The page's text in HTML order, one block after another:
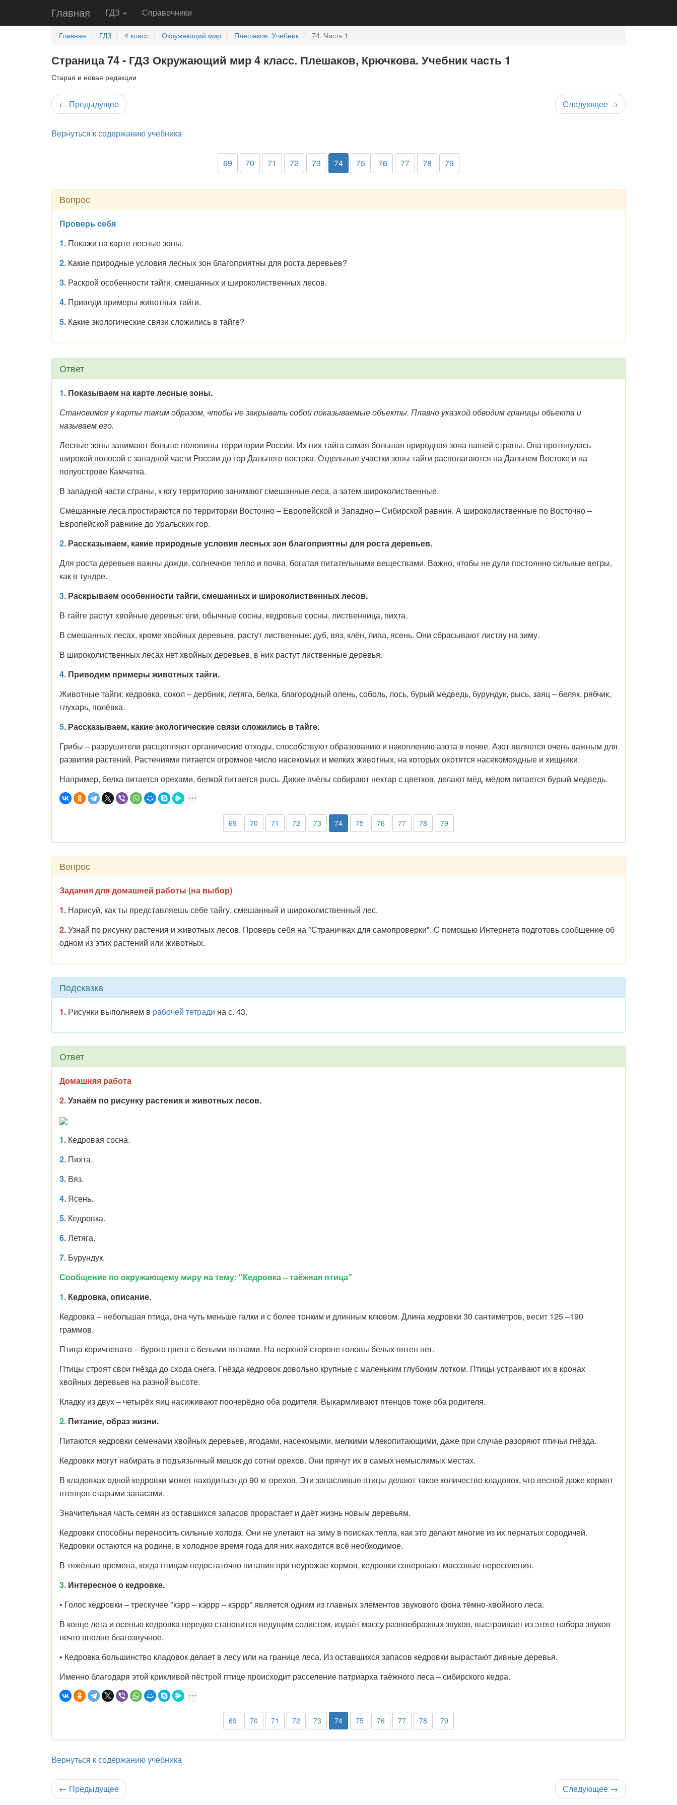
Главная ГДЗ Справочники
Главная ГДЗ 4 класс Окружающий мир Плешаков. Учебник 74. Часть 1
Страница 74 - ГДЗ Окружающий мир 4 класс. Плешаков, Крючкова. Учебник часть 1
Старая и новая редакции
← Предыдущее Следующее →
Вернуться к содержанию учебника
69 70 71 72 73 74 75 76 77 78 79
Вопрос
Проверь себя
1. Покажи на карте лесные зоны.
2. Какие природные условия лесных зон благоприятны для роста деревьев?
3. Раскрой особенности тайги, смешанных и широколиственных лесов.
4. Приведи примеры животных тайги.
5. Какие экологические связи сложились в тайге?
Ответ
1. Показываем на карте лесные зоны.
Становимся у карты таким образом, чтобы не закрывать собой показываемые объекты. Плавно указкой обводим границы объекта и
называем его.
Лесные зоны занимают больше половины территории России. Их них тайга самая большая природная зона нашей страны. Она протянулась
широкой полосой с западной части России до гор Дальнего востока. Отдельные участки зоны тайги располагаются на Дальнем Востоке и на
полуострове Камчатка.
В западной части страны, к югу территорию занимают смешанные леса, а затем широколиственные.
Смешанные леса простираются по территории Восточно – Европейской и Западно – Сибирской равнин. А широколиственные по Восточно –
Европейской равнине до Уральских гор.
2. Рассказываем, какие природные условия лесных зон благоприятны для роста деревьев.
Для роста деревьев важны дожди, солнечное тепло и почва, богатая питательными веществами. Важно, чтобы не дули постоянно сильные ветры,
как в тундре.
3. Раскрываем особенности тайги, смешанных и широколиственных лесов.
В тайге растут хвойные деревья: ели, обычные сосны, кедровые сосны, лиственница, пихта.
В смешанных лесах, кроме хвойных деревьев, растут лиственные: дуб, вяз, клён, липа, ясень. Они сбрасывают листву на зиму.
В широколиственных лесах нет хвойных деревьев, в них растут лиственные деревья.
4. Приводим примеры животных тайги.
Животные тайги: кедровка, сокол – дербник, летяга, белка, благородный олень, соболь, лось, бурый медведь, бурундук, рысь, заяц – беляк, рябчик,
глухарь, полёвка.
5. Рассказываем, какие экологические связи сложились в тайге.
Грибы – разрушители расщепляют органические отходы, способствуют образованию и накоплению азота в почве. Азот является очень важным для
развития растений. Растениями питается огромное число насекомых и мелких животных, на которых охотятся насекомоядные и хищники.
Например, белка питается орехами, белкой питается рысь. Дикие пчёлы собирают нектар с цветков, делают мёд, мёдом питается бурый медведь.
69 70 71 72 73 74 75 76 77 78 79
Вопрос
Задания для домашней работы (на выбор)
1. Нарисуй, как ты представляешь себе тайгу, смешанный и широколиственный лес.
2.Узнай по рисунку растения и животных лесов. Проверь себя на "Страничках для самопроверки". С помощью Интернета подготовь сообщение об
одном из этих растений или животных.
Подсказка
1. Рисунки выполняем в рабочей тетради на с. 43.
Ответ
Домашняя работа
2.Узнаём по рисунку растения и животных лесов.
1. Кедровая сосна.
2. Пихта.
3. Вяз.
4. Ясень.
5. Кедровка.
6.Летяга.
7. Бурундук.
Сообщение по окружающему миру на тему: "Кедровка – таёжная птица"
1. Кедровка, описание.
Кедровка – небольшая птица, она чуть меньше галки и с более тонким и длинным клювом. Длина кедровки 30 сантиметров, весит 125 –190
граммов.
Птица коричневато – бурого цвета с белыми пятнами. На верхней стороне головы белых пятен нет.
Птицы строят свои гнёзда до схода снега. Гнёзда кедровок довольно крупные с маленьким глубоким лотком. Птицы устраивают их в кронах
хвойных деревьев на разной высоте.
Кладку из двух – четырёх яиц насиживают поочерёдно оба родителя. Выкармливают птенцов тоже оба родителя.
2. Питание, образ жизни.
Питаются кедровки семенами хвойных деревьев, ягодами, насекомыми, мелкими млекопитающими, даже при случае разоряют птичьи гнёзда.
Кедровки могут набирать в подъязычный мешок до сотни орехов. Они прячут их в самых немыслимых местах.
В кладовках одной кедровки может находиться до 90 кг орехов. Эти запасливые птицы делают такое количество кладовок, что весной даже кормят
птенцов старыми запасами.
Значительная часть семян из оставшихся запасов прорастает и даёт жизнь новым деревьям.
Кедровки способны переносить сильные холода. Они не улетают на зиму в поисках тепла, как это делают многие из их пернатых сородичей.
Кедровки остаются на родине, в холодное время года для них находится всё необходимое.
В тяжёлые времена, когда птицам недостаточно питания при неурожае кормов, кедровки совершают массовые переселения.
3. Интересное о кедровке.
• Голос кедровки – трескучее "кэрр – кэррр – кэррр" является одним из главных элементов звукового фона тёмно-хвойного леса.
В конце лета и осенью кедровка нередко становится ведущим солистом, издаёт массу разнообразных звуков, выстраивает из этого набора звуков
нечто вполне благозвучное.
• Кедровка большинство кладовок делает в лесу или на границе леса. Из оставшихся запасов кедровки вырастают дивные деревья.
Именно благодаря этой крикливой пёстрой птице происходит расселение патриарха таёжного леса – сибирского кедра.
69 70 71 72 73 74 75 76 77 78 79
Вернуться к содержанию учебника
← Предыдущее Следующее →